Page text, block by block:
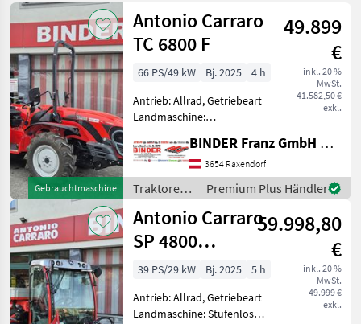
Gebrauchtmaschine
Antonio Carraro
TC 6800 F
49.899
€
inkl. 20 %
MwSt.
41.582,50 €
exkl.
66 PS/49 kW Bj. 2025
4 h
Antrieb: Allrad, Getriebeart
Landmaschine:
ohne Kabine,
Zapfwellendrehzahl:
540/750,
Höchstgeschwindigkeit in
km/h: 30 km/h, Aufladung:
Turbola
BINDER Franz GmbH & CoKG
3654 Raxendorf
Traktoren /
Antonio
Carraro
Premium Plus Händler
Antonio Carraro
SP 4800
Winterdienst +
Schneepflug
1500
59.998,80
€
inkl. 20 %
MwSt.
49.999 €
exkl.
39 PS/29 kW Bj. 2025
5 h
Antrieb: Allrad, Getriebeart
Landmaschine: Stufenloses